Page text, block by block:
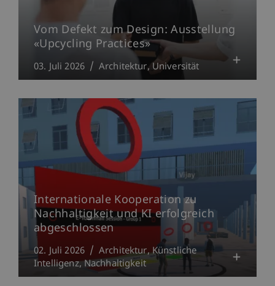
Vom Defekt zum Design: Ausstellung
«Upcycling Practices»
03. Juli 2026 Architektur Universität
Internationale Kooperation zu
Nachhaltigkeit und KI erfolgreich
abgeschlossen
02. Juli 2026 Architektur Künstliche
Intelligenz Nachhaltigkeit